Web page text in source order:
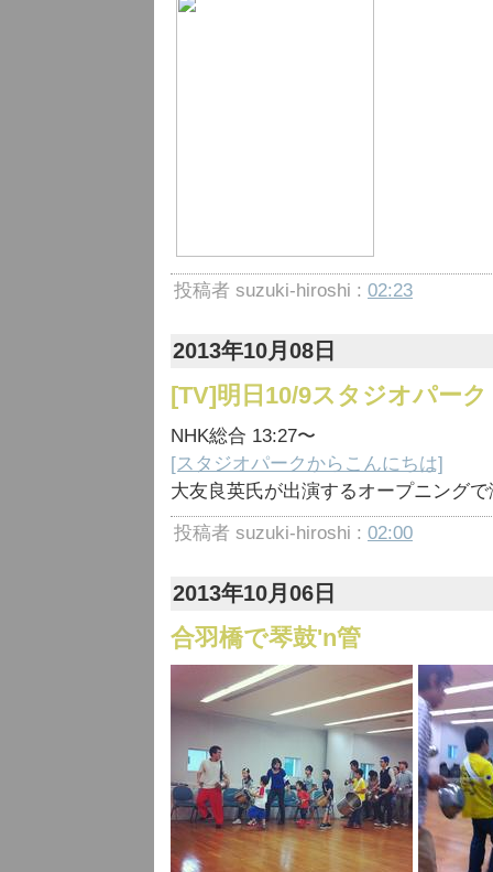
投稿者 suzuki-hiroshi : 02:23
2013年10月08日
[TV]明日10/9スタジオパーク
NHK総合 13:27〜
[スタジオパークからこんにちは]
大友良英氏が出演するオープニング
投稿者 suzuki-hiroshi : 02:00
2013年10月06日
合羽橋で琴鼓'n管